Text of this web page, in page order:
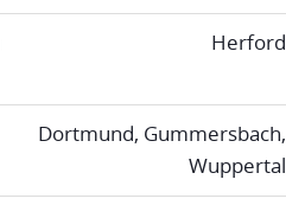
Herford
Dortmund, Gummersbach,
Wuppertal